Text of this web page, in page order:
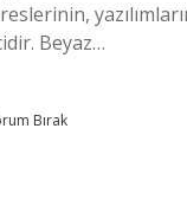
Beyaz…
Bırak